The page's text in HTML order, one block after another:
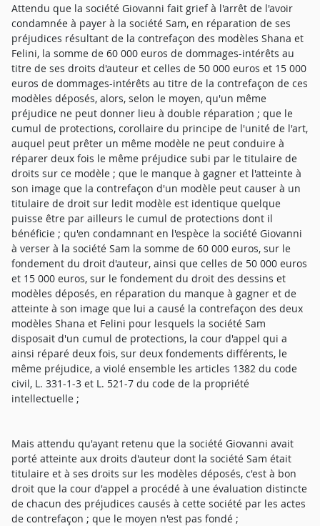
Attendu que la société Giovanni fait grief à l'arrêt de l'avoir
condamnée à payer à la société Sam, en réparation de ses
préjudices résultant de la contrefaçon des modèles Shana et
Felini, la somme de 60 000 euros de dommages-intérêts au
titre de ses droits d'auteur et celles de 50 000 euros et 15 000
euros de dommages-intérêts au titre de la contrefaçon de ces
modèles déposés, alors, selon le moyen, qu'un même
préjudice ne peut donner lieu à double réparation ; que le
cumul de protections, corollaire du principe de l'unité de l'art,
auquel peut prêter un même modèle ne peut conduire à
réparer deux fois le même préjudice subi par le titulaire de
droits sur ce modèle ; que le manque à gagner et l'atteinte à
son image que la contrefaçon d'un modèle peut causer à un
titulaire de droit sur ledit modèle est identique quelque
puisse être par ailleurs le cumul de protections dont il
bénéficie ; qu'en condamnant en l'espèce la société Giovanni
à verser à la société Sam la somme de 60 000 euros, sur le
fondement du droit d'auteur, ainsi que celles de 50 000 euros
et 15 000 euros, sur le fondement du droit des dessins et
modèles déposés, en réparation du manque à gagner et de
atteinte à son image que lui a causé la contrefaçon des deux
modèles Shana et Felini pour lesquels la société Sam
disposait d'un cumul de protections, la cour d'appel qui a
ainsi réparé deux fois, sur deux fondements différents, le
même préjudice, a violé ensemble les articles 1382 du code
civil, L. 331-1-3 et L. 521-7 du code de la propriété
intellectuelle ;
Mais attendu qu'ayant retenu que la société Giovanni avait
porté atteinte aux droits d'auteur dont la société Sam était
titulaire et à ses droits sur les modèles déposés, c'est à bon
droit que la cour d'appel a procédé à une évaluation distincte
de chacun des préjudices causés à cette société par les actes
de contrefaçon ; que le moyen n'est pas fondé ;